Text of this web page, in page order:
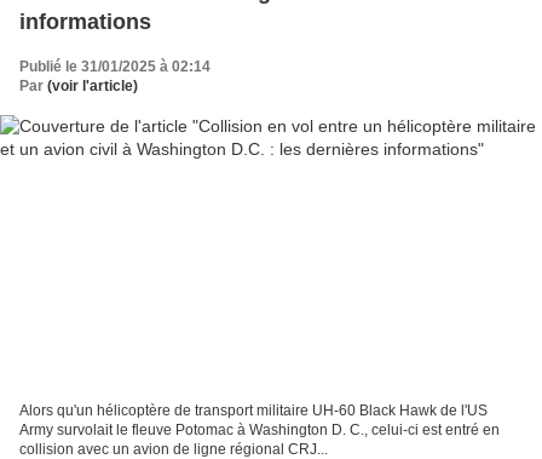
informations
Publié le 31/01/2025 à 02:14
Par (voir l'article)
Alors qu'un hélicoptère de transport militaire UH-60 Black Hawk de l'US
Army survolait le fleuve Potomac à Washington D. C., celui-ci est entré en
collision avec un avion de ligne régional CRJ...